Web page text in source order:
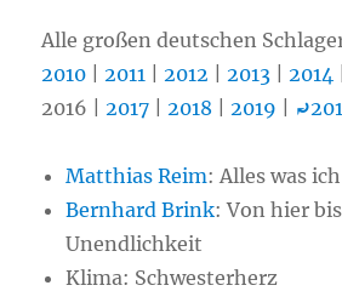
Alle großen deutschen
2010 |2011 |2012 |2013 |2014
2016 |2017 |2018 |2019 ⤾
Matthias Reim: Alles was
Bernhard Brink: Von hier
Unendlichkeit
Klima: Schwesterherz